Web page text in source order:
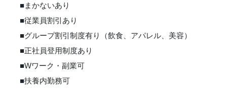
■まかないあり
■従業員割引あり
■グループ割引制度有り（飲食、アパレル、美容）
■正社員登用制度あり
■Wワーク・副業可
■扶養内勤務可